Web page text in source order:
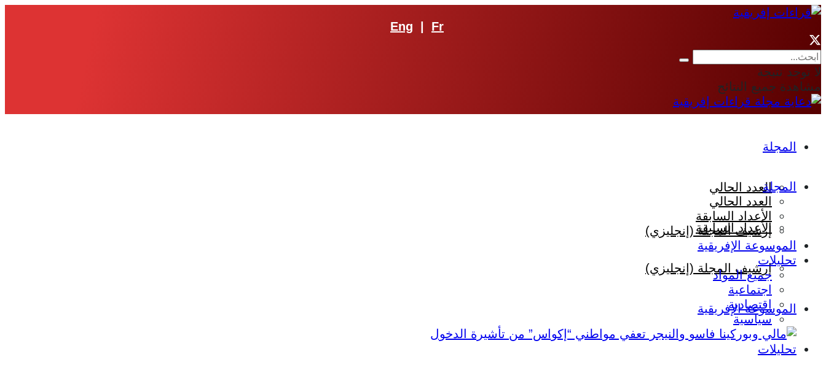
Eng Fr
لا توجد نتيجة
مشاهدة جميع النتائج
المجلة
العدد الحالي
الأعداد السابقة
إرشيف المجلة (إنجليزي)
الموسوعة الإفريقية
تحليلات
المجلة
العدد الحالي
الأعداد السابقة
إرشيف المجلة (إنجليزي)
الموسوعة الإفريقية
تحليلات
جميع المواد
اجتماعية
اقتصادية
سياسية